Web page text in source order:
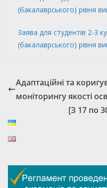
(бакалаврського) рівня
Заява для студентів 2-3
(бакалаврського) рівня
Адаптаційні та
моніторингу якості
[З 17 по